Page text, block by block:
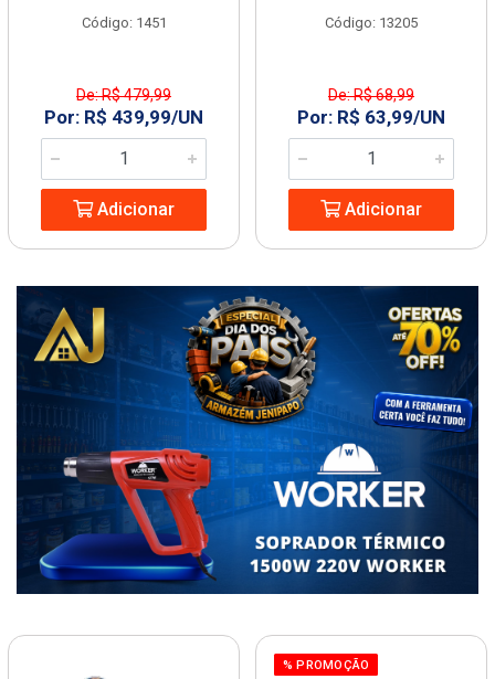
Código: 1451
De: R$ 479,99
Por: R$ 439,99/UN
Adicionar
Código: 13205
De: R$ 68,99
Por: R$ 63,99/UN
Adicionar
% PROMOÇÃO